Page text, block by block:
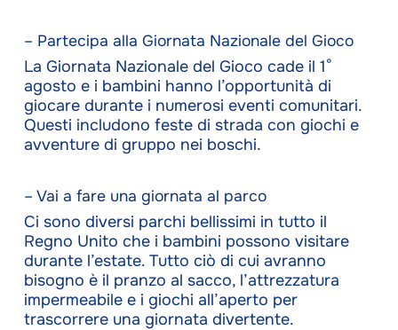
– Partecipa alla Giornata Nazionale del Gioco
La Giornata Nazionale del Gioco cade il 1°
agosto e i bambini hanno l’opportunità di
giocare durante i numerosi eventi comunitari.
Questi includono feste di strada con giochi e
avventure di gruppo nei boschi.
– Vai a fare una giornata al parco
Ci sono diversi parchi bellissimi in tutto il
Regno Unito che i bambini possono visitare
durante l’estate. Tutto ciò di cui avranno
bisogno è il pranzo al sacco, l’attrezzatura
impermeabile e i giochi all’aperto per
trascorrere una giornata divertente.